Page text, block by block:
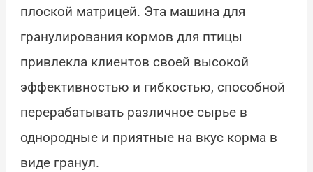
плоской матрицей. Эта машина для
гранулирования кормов для птицы
привлекла клиентов своей высокой
эффективностью и гибкостью, способной
перерабатывать различное сырье в
однородные и приятные на вкус корма в
виде гранул.